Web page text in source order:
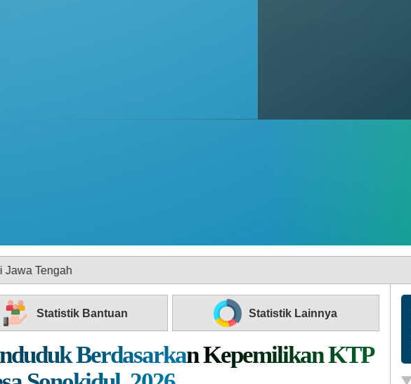
Statistik Bantuan Statistik Lainnya
Berdasarkan Kepemilikan KTP